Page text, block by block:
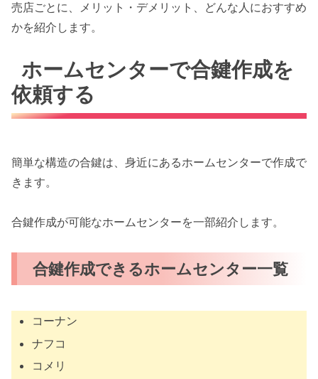
売店ごとに、メリット・デメリット、どんな人におすすめ
かを紹介します。
ホームセンターで合鍵作成を
依頼する
簡単な構造の合鍵は、身近にあるホームセンターで作成で
きます。
合鍵作成が可能なホームセンターを一部紹介します。
合鍵作成できるホームセンター一覧
コーナン
ナフコ
コメリ